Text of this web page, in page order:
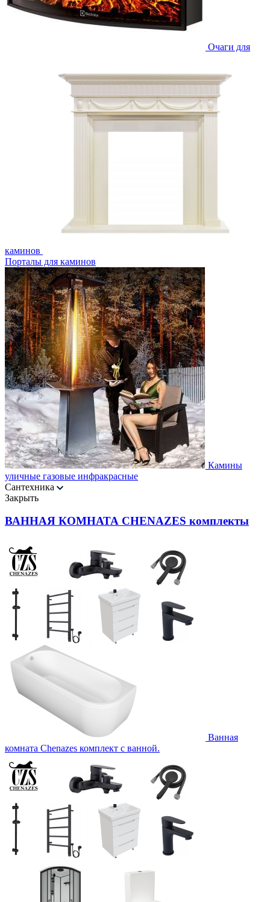
Очаги для
каминов
Порталы для каминов
Камины
уличные газовые инфракрасные
Сантехника
Закрыть
ВАННАЯ КОМНАТА CHENAZES комплекты
Ванная
комната Chenazes комплект с ванной.